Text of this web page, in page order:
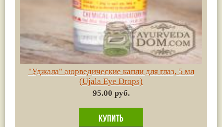
"Уджала" аюрведические капли для глаз, 5 мл
(Ujala Eye Drops)
95.00 руб.